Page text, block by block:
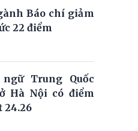
Báo chí giảm
22 điểm
Trung Quốc
Hà Nội có điểm
24.26